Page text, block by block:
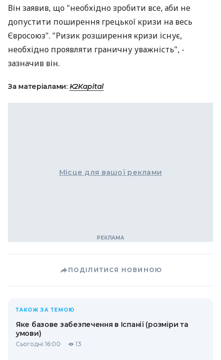
Він заявив, що "необхідно зробити все, аби не
допустити поширення грецької кризи на весь
Євросоюз". "Ризик розширення кризи існує,
необхідно проявляти граничну уважність", -
зазначив він.
За матеріалами: K2Kapital
Місце для вашої реклами
ПОДІЛИТИСЯ НОВИНОЮ
ТАКОЖ ЗА ТЕМОЮ
Яке базове забезпечення в Іспанії (розміри та
умови)
Сьогодні 16:00 13